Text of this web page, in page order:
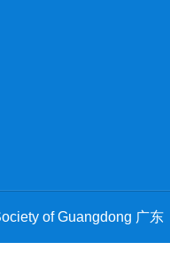
of Guangdong 广东